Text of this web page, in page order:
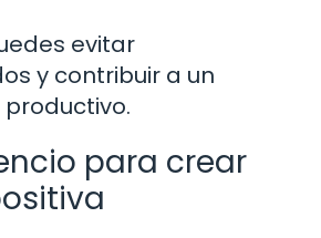
evitar
y contribuir a un
para crear